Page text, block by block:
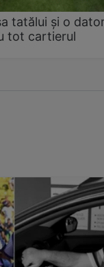
tatălui și o
tot cartierul